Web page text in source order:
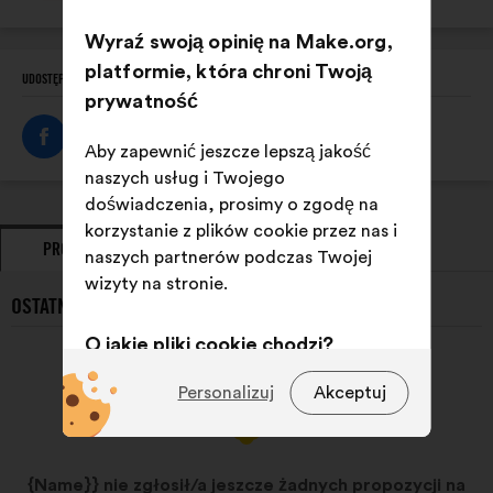
UDOSTĘPNIJ TEN PROFIL
PROPOZYCJE ZAJĘTE STANOWISKA
OSTATNIE PROPOZYCJE {NAME}}:
{Name}} nie zgłosił/a jeszcze żadnych propozycji na
Wyraź swoją opinię na Make.org,
platformie, która chroni Twoją
prywatność
Aby zapewnić jeszcze lepszą jakość
naszych usług i Twojego
doświadczenia, prosimy o zgodę na
korzystanie z plików cookie przez nas i
naszych partnerów podczas Twojej
wizyty na stronie.
O jakie pliki cookie chodzi?
Techniczne:pliki cookie niezbędne
do funkcjonowania strony
służące poprawieniu
Akceptuj
Personalizuj